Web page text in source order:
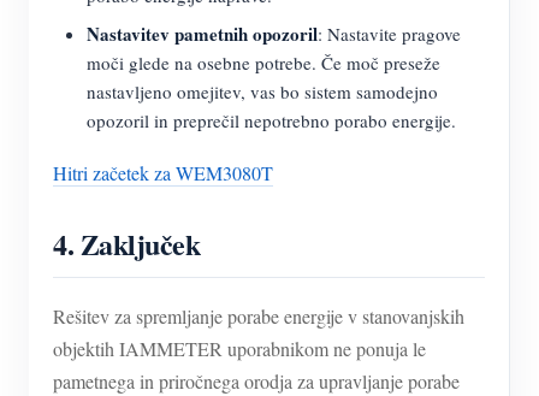
Nastavitev pametnih opozoril: Nastavite pragove
moči glede na osebne potrebe. Če moč preseže
nastavljeno omejitev, vas bo sistem samodejno
opozoril in preprečil nepotrebno porabo energije.
Hitri začetek za WEM3080T
4.Zaključek
Rešitev za spremljanje porabe energije v stanovanjskih
objektih IAMMETER uporabnikom ne ponuja le
pametnega in priročnega orodja za upravljanje porabe